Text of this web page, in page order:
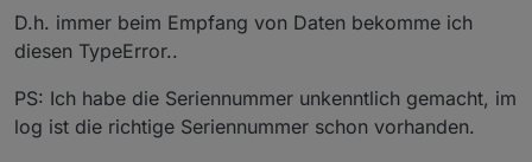
D.h. immer beim Empfang von Daten bekomme ich
diesen TypeError..
PS: Ich habe die Seriennummer unkenntlich gemacht, im
log ist die richtige Seriennummer schon vorhanden.